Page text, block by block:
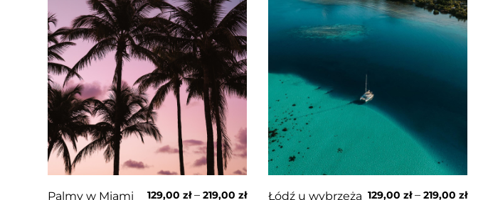
Palmy w Miami 129,00zł–219,00zł
Łódź u wybrzeża 129,00zł–219,00zł